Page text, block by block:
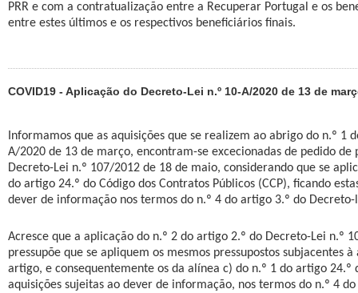
PRR e com a contratualização entre a Recuperar Portugal e os
entre estes últimos e os respectivos beneficiários finais.
COVID19 - Aplicação do Decreto-Lei n.º 10-A/2020 de 13 de
Informamos que as aquisições que se realizem ao abrigo do n.º 1
A/2020 de 13 de março, encontram-se excecionadas de pedido
Decreto-Lei n.º 107/2012 de 18 de maio, considerando que se
do artigo 24.º do Código dos Contratos Públicos (CCP), ficando
dever de informação nos termos do n.º 4 do artigo 3.º do
Acresce que a aplicação do n.º 2 do artigo 2.º do Decreto-Lei n.º
pressupõe que se apliquem os mesmos pressupostos subjacentes
artigo, e consequentemente os da alínea c) do n.º 1 do artigo 24.º
aquisições sujeitas ao dever de informação, nos termos do n.º 4